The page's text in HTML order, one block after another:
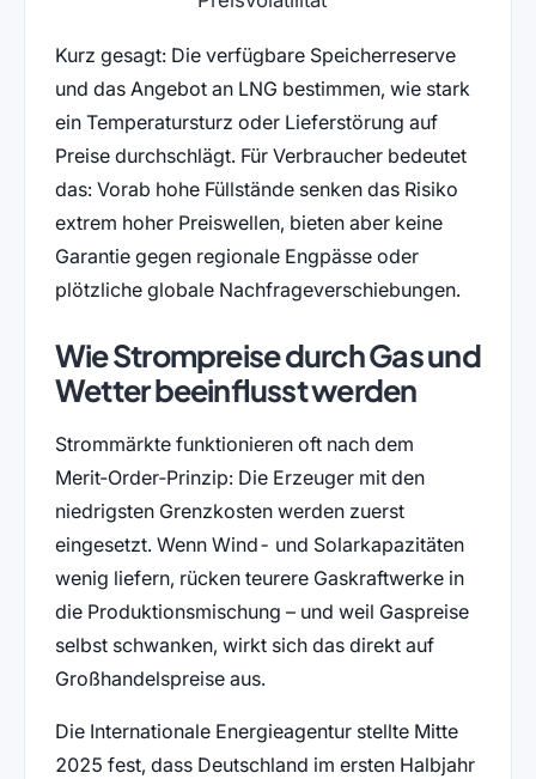
Kurz gesagt: Die verfügbare Speicherreserve
und das Angebot an LNG bestimmen, wie stark
ein Temperatursturz oder Lieferstörung auf
Preise durchschlägt. Für Verbraucher bedeutet
das: Vorab hohe Füllstände senken das Risiko
extrem hoher Preiswellen, bieten aber keine
Garantie gegen regionale Engpässe oder
plötzliche globale Nachfrageverschiebungen.
Wie Strompreise durch Gas und
Wetter beeinflusst werden
Strommärkte funktionieren oft nach dem
Merit‑Order‑Prinzip: Die Erzeuger mit den
niedrigsten Grenzkosten werden zuerst
eingesetzt. Wenn Wind- und Solarkapazitäten
wenig liefern, rücken teurere Gaskraftwerke in
die Produktionsmischung – und weil Gaspreise
selbst schwanken, wirkt sich das direkt auf
Großhandelspreise aus.
Die Internationale Energieagentur stellte Mitte
2025 fest, dass Deutschland im ersten Halbjahr